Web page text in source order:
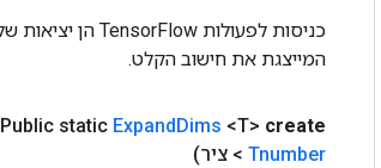
המייצגת את חישוב הקלט.
Public static ExpandDims <T> create
Tnumber > ציר)